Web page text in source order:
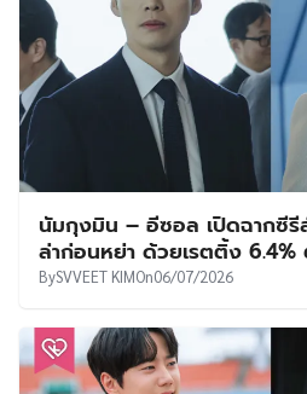
นัมกุงมิน – อีซอล เปิดฉากซี
ล่าก่อนหย่า ด้วยเรตติ้ง
BySVVEET KIMOn06/07/2026